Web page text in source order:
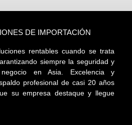
DE IMPORTACIÓN
rentables cuando se trata
siempre la seguridad y
en Asia. Excelencia y
profesional de casi 20 años
su empresa destaque y llegue